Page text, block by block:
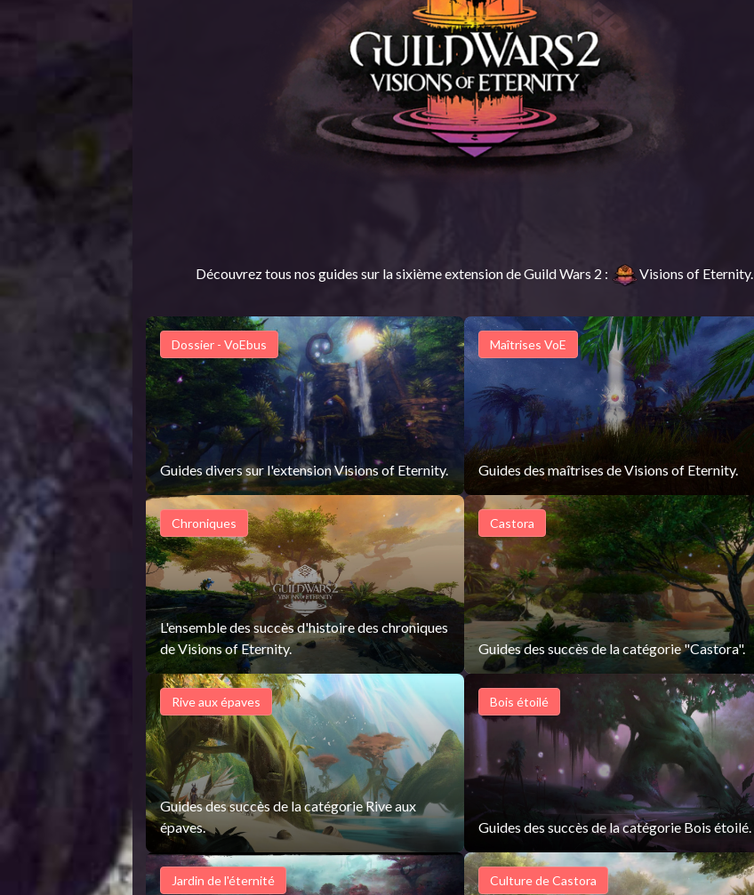
Découvrez tous nos guides sur la sixième extension de Guild Wars 2 : Visions of Eternity.
Dossier - VoEbus
Guides divers sur l'extension Visions of Eternity.
Maîtrises VoE
Guides des maîtrises de Visions of Eternity.
Chroniques
L'ensemble des succès d'histoire des chroniques
de Visions of Eternity.
Castora
Guides des succès de la catégorie "Castora".
Rive aux épaves
Guides des succès de la catégorie Rive aux
épaves.
Bois étoilé
Guides des succès de la catégorie Bois étoilé.
Jardin de l'éternité Culture de Castora